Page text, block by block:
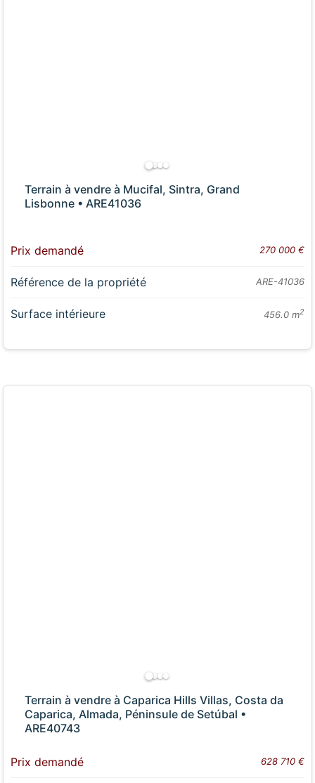
Terrain à vendre à Mucifal, Sintra, Grand
Lisbonne • ARE41036
Prix demandé 270 000 €
Référence de la propriété ARE-41036
Surface intérieure 456.0 m2
Terrain à vendre à Caparica Hills Villas, Costa da
Caparica, Almada, Péninsule de Setúbal •
ARE40743
Prix demandé 628 710 €